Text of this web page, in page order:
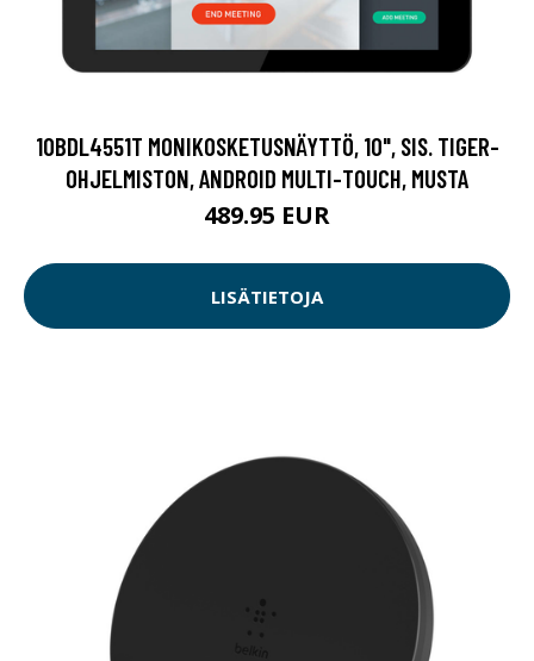
10BDL4551T MONIKOSKETUSNÄYTTÖ, 10", SIS. TIGER-
OHJELMISTON, ANDROID MULTI-TOUCH, MUSTA
489.95 EUR
LISÄTIETOJA